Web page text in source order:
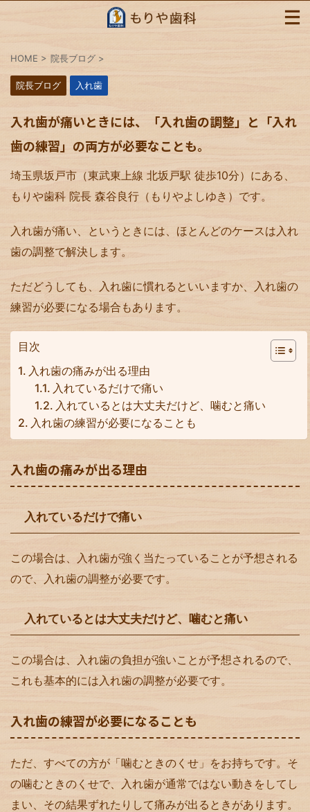
HOME > 院長ブログ >
院長ブログ 入れ歯
入れ歯が痛いときには、「入れ歯の調整」と「入れ
歯の練習」の両方が必要なことも。
埼玉県坂戸市（東武東上線 北坂戸駅 徒歩10分）にある、
もりや歯科 院長 森谷良行（もりやよしゆき）です。
入れ歯が痛い、というときには、ほとんどのケースは入れ
歯の調整で解決します。
ただどうしても、入れ歯に慣れるといいますか、入れ歯の
練習が必要になる場合もあります。
目次
入れ歯の痛みが出る理由
入れているだけで痛い
入れているとは大丈夫だけど、噛むと痛い
入れ歯の練習が必要になることも
入れ歯の痛みが出る理由
入れているだけで痛い
この場合は、入れ歯が強く当たっていることが予想される
ので、入れ歯の調整が必要です。
入れているとは大丈夫だけど、噛むと痛い
この場合は、入れ歯の負担が強いことが予想されるので、
これも基本的には入れ歯の調整が必要です。
入れ歯の練習が必要になることも
ただ、すべての方が「噛むときのくせ」をお持ちです。そ
の噛むときのくせで、入れ歯が通常ではない動きをしてし
まい、その結果ずれたりして痛みが出るときがあります。